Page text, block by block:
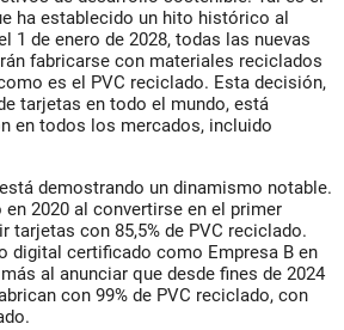
ha establecido un hito histórico al
1 de enero de 2028, todas las nuevas
fabricarse con materiales reciclados
es el PVC reciclado. Esta decisión,
tarjetas en todo el mundo, está
en todos los mercados, incluido
demostrando un dinamismo notable.
2020 al convertirse en el primer
tarjetas con 85,5% de PVC reciclado.
digital certificado como Empresa B en
al anunciar que desde fines de 2024
con 99% de PVC reciclado, con